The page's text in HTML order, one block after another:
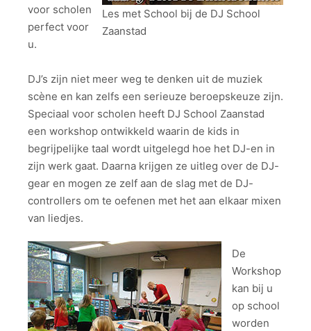
Les met School bij de DJ School
Zaanstad
voor scholen
perfect voor
u.
DJ’s zijn niet meer weg te denken uit de muziek
scène en kan zelfs een serieuze beroepskeuze zijn.
Speciaal voor scholen heeft DJ School Zaanstad
een workshop ontwikkeld waarin de kids in
begrijpelijke taal wordt uitgelegd hoe het DJ-en in
zijn werk gaat. Daarna krijgen ze uitleg over de DJ-
gear en mogen ze zelf aan de slag met de DJ-
controllers om te oefenen met het aan elkaar mixen
van liedjes.
De
Workshop
kan bij u
op school
worden